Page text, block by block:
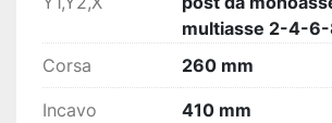
multiasse 2-4-
Corsa
260 mm
Incavo 410 mm